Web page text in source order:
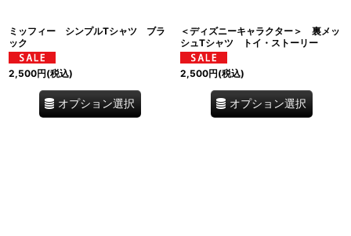
ミッフィー シンプルTシャツ ブラ
ック
2,500円(税込)
オプション選択
＜ディズニーキャラクター＞ 裏メッ
シュTシャツ トイ・ストーリー
2,500円(税込)
オプション選択